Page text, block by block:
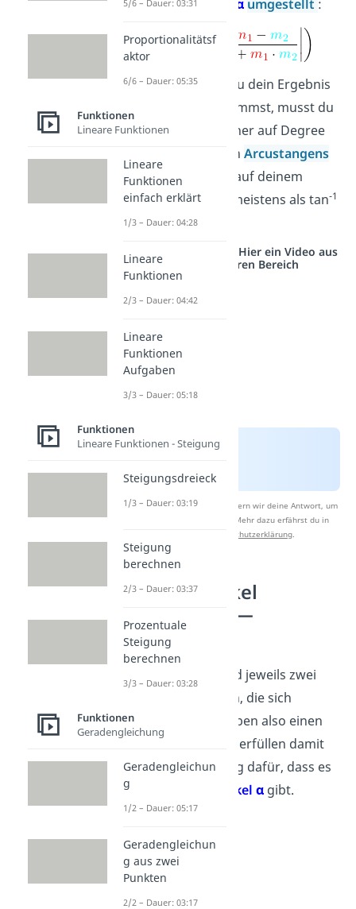
auch schon nach α umgestellt :
Vorsicht:Damit du dein Ergebnis
in Grad rausbekommst, musst du
den Taschenrechner auf Degree
(DEG) stellen. DenArcustangens
selbst findest du auf deinem
Taschenrechner meistens als tan-1
oder arctan.
Studyflix vernetzt: Hier ein Video aus
einem anderen Bereich
Nach Beantwortung speichern wir deine Antwort, um
Studyflix zu verbessern. Mehr dazu erfährst du in
Datenschutzerklärung.
Schnittwinkel
berechnen —
Beispiele
Im Folgenden sind jeweils zwei
Geraden gegeben, die sich
schneiden. Sie haben also einen
Schnittpunkt und erfüllen damit
die Voraussetzung dafür, dass es
Schnittwinkel α gibt.
5/6 – Dauer: 03:31
Proportionalitätsf
aktor
6/6 – Dauer: 05:35
Funktionen
Lineare Funktionen
Lineare
Funktionen
einfach erklärt
1/3 – Dauer: 04:28
Lineare
Funktionen
2/3 – Dauer: 04:42
Lineare
Funktionen
Aufgaben
3/3 – Dauer: 05:18
Funktionen
Lineare Funktionen - Steigung
Steigungsdreieck
1/3 – Dauer: 03:19
Steigung
berechnen
2/3 – Dauer: 03:37
Prozentuale
Steigung
berechnen
3/3 – Dauer: 03:28
Funktionen
Geradengleichung
Geradengleichun
g
1/2 – Dauer: 05:17
Geradengleichun
g aus zwei
Punkten
2/2 – Dauer: 03:17